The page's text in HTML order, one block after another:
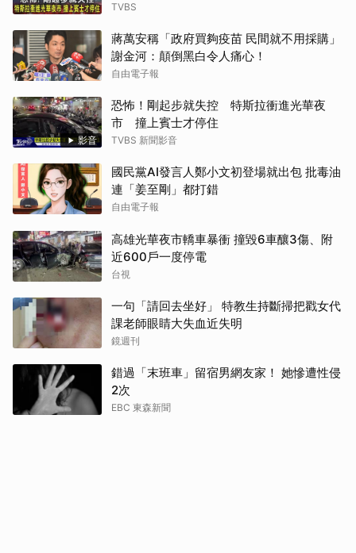
TVBS
蔣萬安稱「政府買夠疫苗 民間就不用採購」
謝金河：顛倒黑白令人痛心！
自由電子報
影音
恐怖！剛起步就失控 特斯拉衝進光華夜
市 撞上賓士才停住
TVBS 新聞影音
國民黨AI發言人鄭小文初登場就出包 批毒油
連「姜至剛」都打錯
自由電子報
高雄光華夜市轎車暴衝 撞毀6車釀3傷、附
近600戶一度停電
台視
一句「請回去坐好」 特教生持斷掃把戳女代
課老師眼睛大失血近失明
鏡週刊
錯過「末班車」留宿男網友家！ 她慘遭性侵
2次
EBC 東森新聞